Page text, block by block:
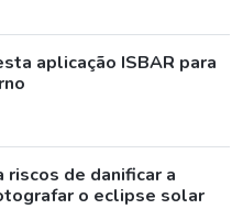
aplicação ISBAR para
de danificar a
o eclipse solar